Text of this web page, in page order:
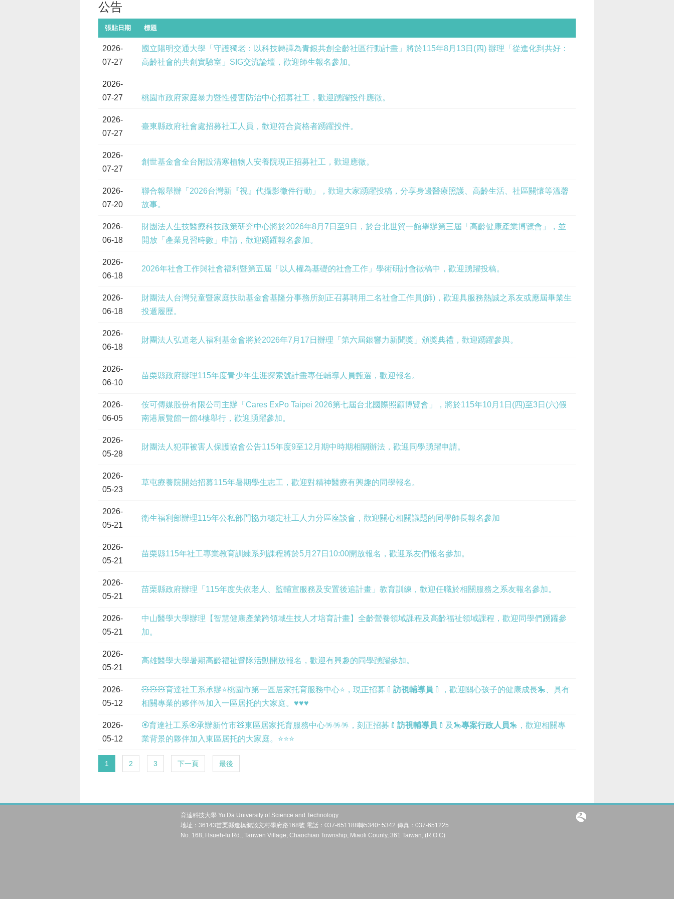
公告
張貼日期 標題
2026-
07-27
國立陽明交通大學「守護獨老：以科技轉譯為青銀共創全齡社區行動計畫」將於115年8月13日(四) 辦理「從進化到共好：
高齡社會的共創實驗室」SIG交流論壇，歡迎師生報名參加。
2026-
07-27
桃園市政府家庭暴力暨性侵害防治中心招募社工，歡迎踴躍投件應徵。
2026-
07-27
臺東縣政府社會處招募社工人員，歡迎符合資格者踴躍投件。
2026-
07-27
創世基金會全台附設清寒植物人安養院現正招募社工，歡迎應徵。
2026-
07-20
聯合報舉辦「2026台灣新『視』代攝影徵件行動」，歡迎大家踴躍投稿，分享身邊醫療照護、高齡生活、社區關懷等溫馨
故事。
2026-
06-18
財團法人生技醫療科技政策研究中心將於2026年8月7日至9日，於台北世貿一館舉辦第三屆「高齡健康產業博覽會」，並
開放「產業見習時數」申請，歡迎踴躍報名參加。
2026-
06-18
2026年社會工作與社會福利暨第五屆「以人權為基礎的社會工作」學術研討會徵稿中，歡迎踴躍投稿。
2026-
06-18
財團法人台灣兒童暨家庭扶助基金會基隆分事務所刻正召募聘用二名社會工作員(師)，歡迎具服務熱誠之系友或應屆畢業生
投遞履歷。
2026-
06-18
財團法人弘道老人福利基金會將於2026年7月17日辦理「第六屆銀響力新聞獎」頒獎典禮，歡迎踴躍參與。
2026-
06-10
苗栗縣政府辦理115年度青少年生涯探索號計畫專任輔導人員甄選，歡迎報名。
2026-
06-05
侒可傳媒股份有限公司主辦「Cares ExPo Taipei 2026第七屆台北國際照顧博覽會」，將於115年10月1日(四)至3日(六)假
南港展覽館一館4樓舉行，歡迎踴躍參加。
2026-
05-28
財團法人犯罪被害人保護協會公告115年度9至12月期中時期相關辦法，歡迎同學踴躍申請。
2026-
05-23
草屯療養院開始招募115年暑期學生志工，歡迎對精神醫療有興趣的同學報名。
2026-
05-21
衛生福利部辦理115年公私部門協力穩定社工人力分區座談會，歡迎關心相關議題的同學師長報名參加
2026-
05-21
苗栗縣115年社工專業教育訓練系列課程將於5月27日10:00開放報名，歡迎系友們報名參加。
2026-
05-21
苗栗縣政府辦理「115年度失依老人、監輔宣服務及安置後追計畫」教育訓練，歡迎任職於相關服務之系友報名參加。
2026-
05-21
中山醫學大學辦理【智慧健康產業跨領域生技人才培育計畫】全齡營養領域課程及高齡福祉領域課程，歡迎同學們踴躍參
加。
2026-
05-21
高雄醫學大學暑期高齡福祉營隊活動開放報名，歡迎有興趣的同學踴躍參加。
2026-
05-12
🧸🧸🧸育達社工系承辦⭐桃園市第一區居家托育服務中心⭐ ，現正招募 🍼 訪視輔導員 🍼 ，歡迎關心孩子的健康成長🎠 、具有
相關專業的夥伴🪅加入一區居托的大家庭。 ♥♥♥
2026-
05-12
🏵育達社工系🏵承辦新竹市🧸東區居家托育服務中心🪅🪅🪅 ，刻正招募 🍼 訪視輔導員 🍼 及 🎠專案行政人員🎠 ，歡迎相關專
業背景的夥伴加入東區居托的大家庭。 ⭐⭐⭐
1 2 3 下一頁 最後
育達科技大學 Yu Da University of Science and Technology
地址：36143苗栗縣造橋鄉談文村學府路168號 電話：037-651188轉5340~5342 傳真：037-651225
No. 168, Hsueh-fu Rd., Tanwen Village, Chaochiao Township, Miaoli County, 361 Taiwan, (R.O.C)